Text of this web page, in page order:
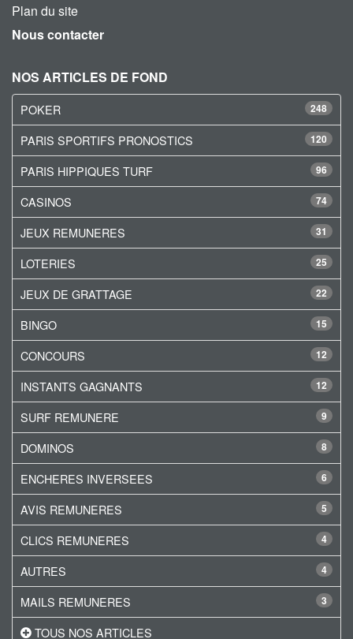
Plan du site
Nous contacter
NOS ARTICLES DE FOND
248
POKER
120
PARIS SPORTIFS PRONOSTICS
96
PARIS HIPPIQUES TURF
74
CASINOS
31
JEUX REMUNERES
25
LOTERIES
22
JEUX DE GRATTAGE
15
BINGO
12
CONCOURS
12
INSTANTS GAGNANTS
9
SURF REMUNERE
8
DOMINOS
6
ENCHERES INVERSEES
5
AVIS REMUNERES
4
CLICS REMUNERES
4
AUTRES
3
MAILS REMUNERES
TOUS NOS ARTICLES